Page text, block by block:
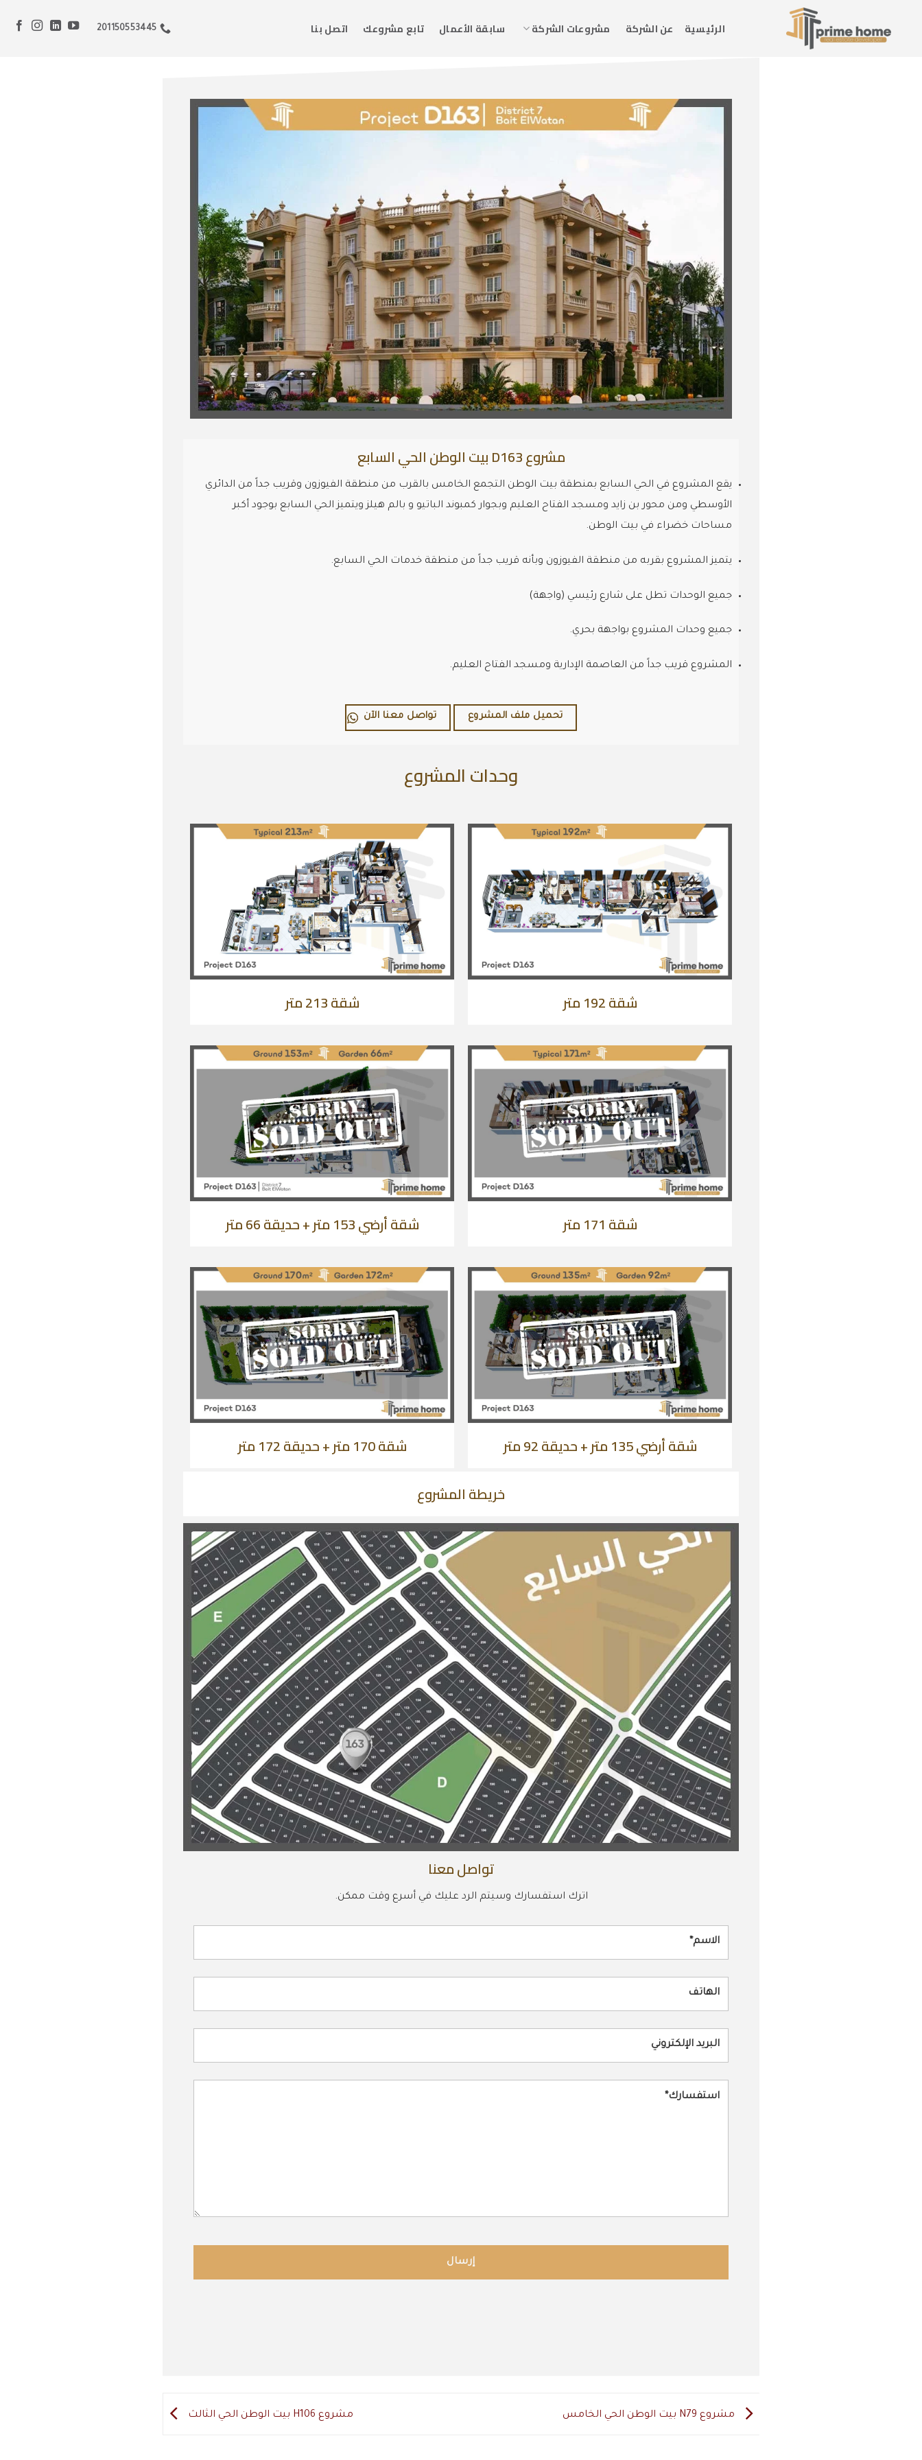
content
الرئيسية عن الشركة مشروعات الشركة سابقة الأعمال تابع مشروعك اتصل بنا 201150553445 SEVENTH-DISTRICT
مشروع D163 بيت الوطن الحي السابع
يقع المشروع في الحي السابع بمنطقة بيت الوطن التجمع الخامس بالقرب من منطقة الفيوزون وقريب جداً من الدائري
الأوسطي ومن محور بن زايد ومسجد الفتاح العليم وبجوار كمبوند الباتيو و بالم هيلز ويتميز الحي السابع بوجود أكبر
مساحات خضراء في بيت الوطن.
يتميز المشروع بقربه من منطقة الفيوزون وبأنه قريب جداً من منطقة خدمات الحي السابع.
جميع الوحدات تطل على شارع رئيسي (واجهة)
جميع وحدات المشروع بواجهة بحري.
المشروع قريب جداً من العاصمة الإدارية ومسجد الفتاح العليم.
تحميل ملف المشروع تواصل معنا الآن
وحدات المشروع
شقة 192 متر شقة 213 متر
شقة 171 متر شقة أرضي 153 متر + حديقة 66 متر
شقة أرضي 135 متر + حديقة 92 متر
شقة 170 متر + حديقة 172 متر
خريطة المشروع
تواصل معنا
اترك استفسارك وسيتم الرد عليك في أسرع وقت ممكن.
مشروع N79 بيت الوطن الحي الخامس مشروع H106 بيت الوطن الحي الثالث